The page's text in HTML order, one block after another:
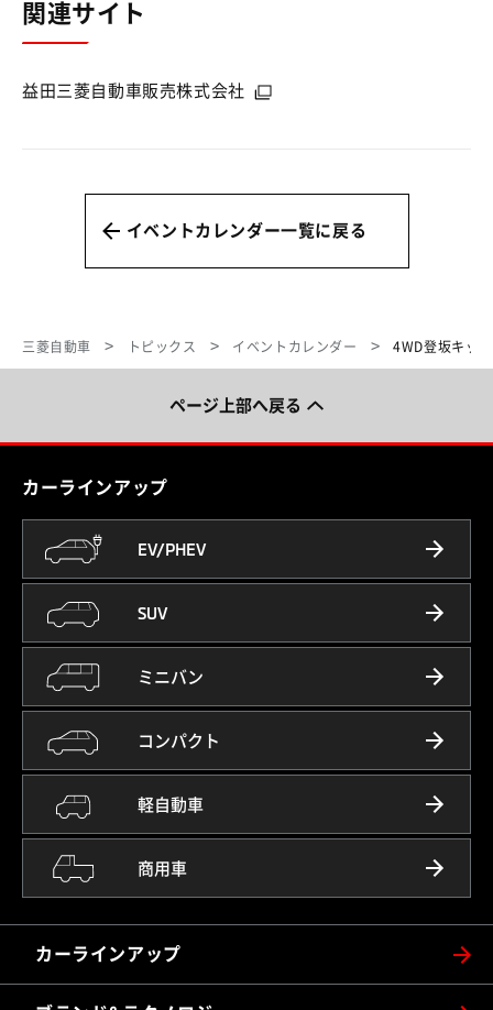
関連サイト
益田三菱自動車販売株式会社
イベントカレンダー一覧に戻る
三菱自動車 トピックス イベントカレンダー 4WD登坂キッ
ページ上部へ戻る
カーラインアップ
EV/PHEV
SUV
ミニバン
コンパクト
軽自動車
商用車
カーラインアップ